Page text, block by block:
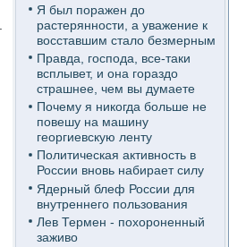
Я был поражен до
растерянности, а уважение к
восставшим стало безмерным
Правда, господа, все-таки
всплывет, и она гораздо
страшнее, чем вы думаете
Почему я никогда больше не
повешу на машину
георгиевскую ленту
Политическая активность в
России вновь набирает силу
Ядерный блеф России для
внутреннего пользования
Лев Термен - похороненный
заживо